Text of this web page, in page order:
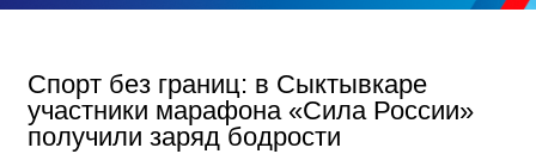
Спорт без границ: в Сыктывкаре
участники марафона «Сила России»
получили заряд бодрости